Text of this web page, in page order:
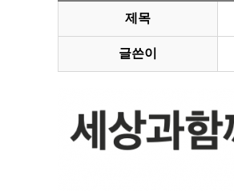
제목
글쓴이